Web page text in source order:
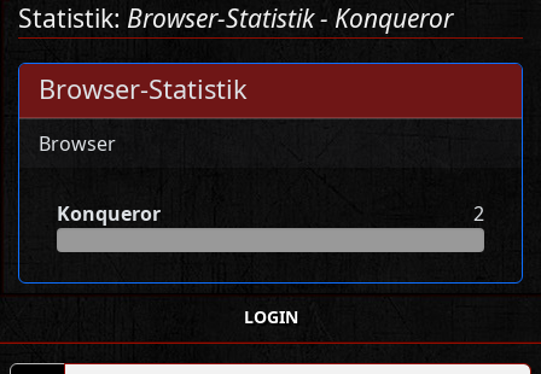
Statistik: Browser-Statistik - Konqueror
Browser-Statistik
Browser
Konqueror 2
LOGIN